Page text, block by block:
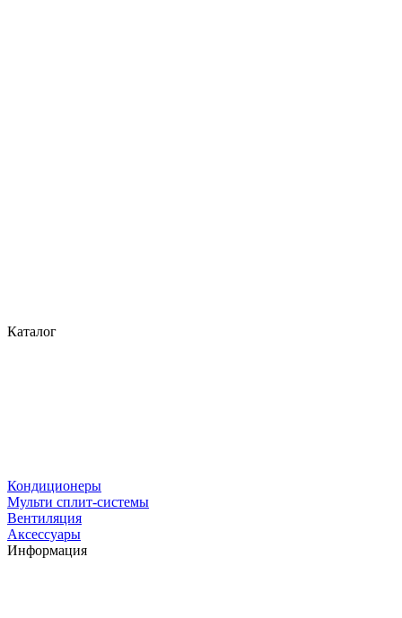
Каталог
Кондиционеры
Мульти сплит-системы
Вентиляция
Аксессуары
Информация